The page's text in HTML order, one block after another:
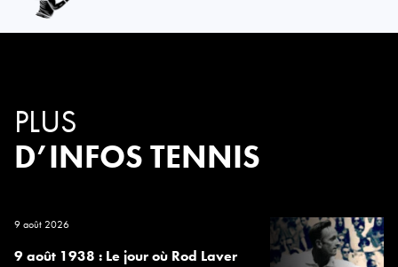
PLUS
D’INFOS TENNIS
9 août 2026
9 août 1938 : Le jour où Rod Laver